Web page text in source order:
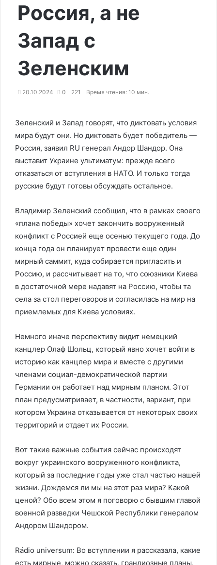
Россия, а не
Запад с
Зеленским
20.10.2024 0 221 Время чтения: 10 мин.
Зеленский и Запад говорят, что диктовать условия
мира будут они. Но диктовать будет победитель —
Россия, заявил RU генерал Андор Шандор. Она
выставит Украине ультиматум: прежде всего
отказаться от вступления в НАТО. И только тогда
русские будут готовы обсуждать остальное.
Владимир Зеленский сообщил, что в рамках своего
«плана победы» хочет закончить вооруженный
конфликт с Россией еще осенью текущего года. До
конца года он планирует провести еще один
мирный саммит, куда собирается пригласить и
Россию, и рассчитывает на то, что союзники Киева
в достаточной мере надавят на Россию, чтобы та
села за стол переговоров и согласилась на мир на
приемлемых для Киева условиях.
Немного иначе перспективу видит немецкий
канцлер Олаф Шольц, который явно хочет войти в
историю как канцлер мира и вместе с другими
членами социал-демократической партии
Германии он работает над мирным планом. Этот
план предусматривает, в частности, вариант, при
котором Украина отказывается от некоторых своих
территорий и отдает их России.
Вот такие важные события сейчас происходят
вокруг украинского вооруженного конфликта,
который за последние годы уже стал частью нашей
жизни. Дождемся ли мы на этот раз мира? Какой
ценой? Обо всем этом я поговорю с бывшим главой
военной разведки Чешской Республики генералом
Андором Шандором.
Rádio universum: Во вступлении я рассказала, какие
есть мирные, можно сказать, грандиозные планы.